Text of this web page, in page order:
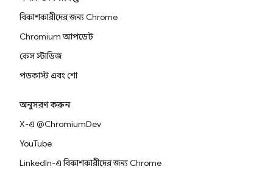
বিকাশকারীদের জন্য Chrome
Chromium আপডেট
কেস স্টাডিজ
পডকাস্ট এবং শো
অনুসরণ করুন
X-এ @ChromiumDev
YouTube
LinkedIn-এ বিকাশকারীদের জন্য Chrome